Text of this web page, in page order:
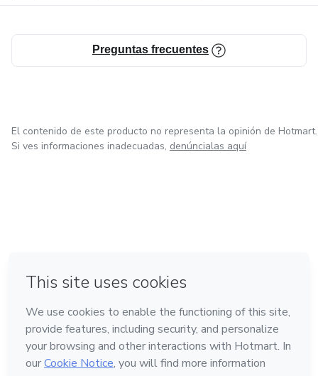
Preguntas frecuentes
El contenido de este producto no representa la opinión de Hotmart.
Si ves informaciones inadecuadas, denúncialas aquí
Hecho con❤ en Belo Horizonte
Conoce Hotmart